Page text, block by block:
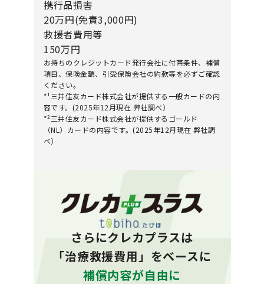
携行品損害
20万円(免責3,000円)
救援者費用等
150万円
お持ちのクレジットカード発行会社に付帯条件、補償
項目、保険金額、引受保険会社の約款等を必ずご確認
ください。
*¹三井住友カード株式会社が提供する一般カードの内
容です。(2025年12月現在 弊社調べ）
*²三井住友カード株式会社が提供するゴールド
（NL）カードの内容です。(2025年12月現在 弊社調
べ）
さらにクレカプラスは
「治療救援費用」をベースに
補償内容が自由に